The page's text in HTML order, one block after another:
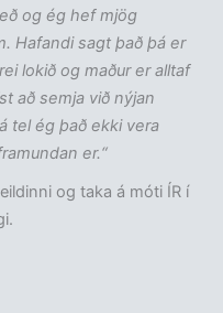
og ég hef mjög
Hafandi sagt það þá er
lokið og maður er alltaf
að semja við nýjan
tel ég það ekki vera
er.“
og taka á móti ÍR í